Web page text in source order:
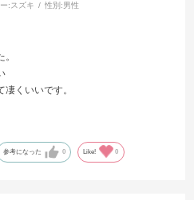
:スズキ 性別:男性
くいいです。
参考になった 0 Like! 0